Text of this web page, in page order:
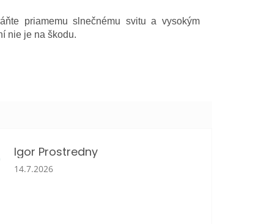
priamemu slnečnému svitu a vysokým
nie je na škodu.
Igor Prostredny
Hodnotenie obchodu je 5 z 5 hviezdičiek.
14.7.2026